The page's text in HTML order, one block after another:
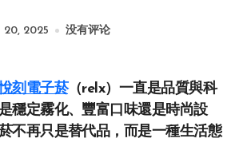
20, 2025 没有评论
刻電子菸（relx）一直是品質與科
穩定霧化、豐富口味還是時尚設
不再只是替代品，而是一種生活態